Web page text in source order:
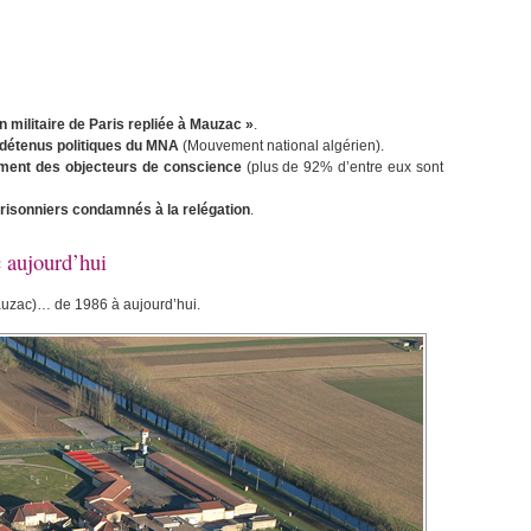
militaire de Paris repliée à Mauzac ».
politiques du MNA (Mouvement national algérien).
des objecteurs de conscience(plus de 92% d’entre eux sont
condamnés à la relégation.
de 1986 à aujourd’hui.